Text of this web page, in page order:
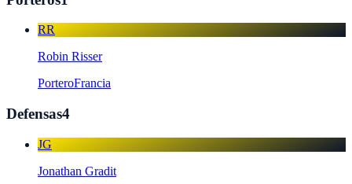
RR
Robin Risser
PorteroFrancia
Defensas4
JG
Jonathan Gradit